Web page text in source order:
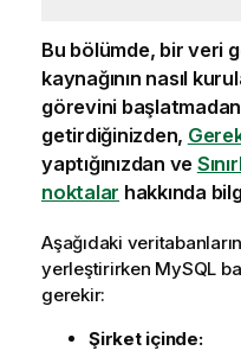
Bu bölümde, bir veri
kaynağının nasıl
görevini
getirdiğinizden,
yaptığınızdan ve
noktalar hakkında
Aşağıdaki
yerleştirirken MySQL
gerekir:
Şirket içinde: